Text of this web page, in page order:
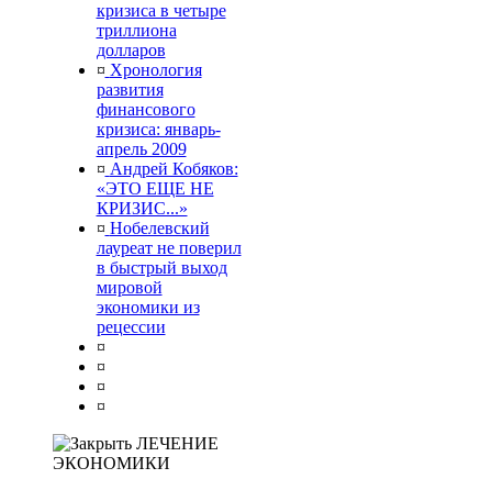
кризиса в четыре
триллиона
долларов
¤ Хронология
развития
финансового
кризиса: январь-
апрель 2009
¤ Андрей Кобяков:
«ЭТО ЕЩЕ НЕ
КРИЗИС...»
¤ Нобелевский
лауреат не поверил
в быстрый выход
мировой
экономики из
рецессии
¤
¤
¤
¤
ЛЕЧЕНИЕ
ЭКОНОМИКИ